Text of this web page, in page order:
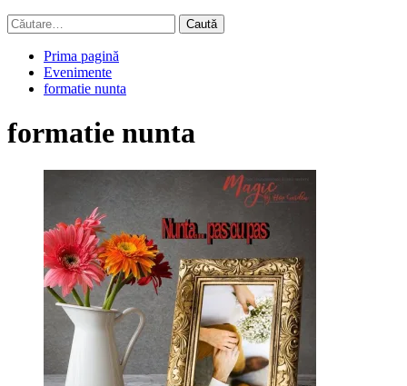
Caută
după:
Prima pagină
Evenimente
formatie nunta
formatie nunta